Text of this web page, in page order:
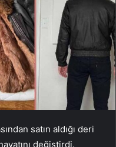
satın aldığı deri
değiştirdi.